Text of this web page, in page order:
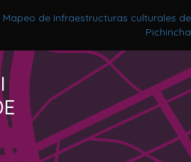
Mapeo de Infraestructuras culturales de
Pichincha